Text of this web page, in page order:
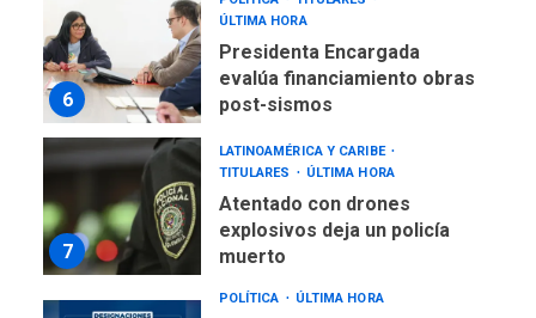
6
ÚLTIMA HORA
Presidenta Encargada
evalúa financiamiento obras
post-sismos
7
LATINOAMÉRICA Y CARIBE
TITULARES
ÚLTIMA HORA
Atentado con drones
explosivos deja un policía
muerto
POLÍTICA ÚLTIMA HORA